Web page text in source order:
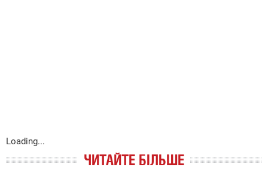
Loading...
ЧИТАЙТЕ БІЛЬШЕ